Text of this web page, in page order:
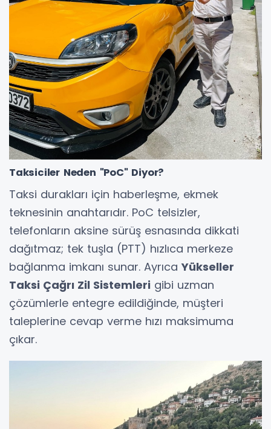
Taksiciler Neden "PoC" Diyor?
Taksi durakları için haberleşme, ekmek
teknesinin anahtarıdır. PoC telsizler,
telefonların aksine sürüş esnasında dikkati
dağıtmaz; tek tuşla (PTT) hızlıca merkeze
bağlanma imkanı sunar. Ayrıca Yükseller
Taksi Çağrı Zil Sistemleri gibi uzman
çözümlerle entegre edildiğinde, müşteri
taleplerine cevap verme hızı maksimuma
çıkar.